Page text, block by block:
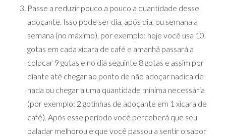
Passe a reduzir pouco a pouco a quantidade desse
adoçante. Isso pode ser dia, após dia, ou semana a
semana (no máximo), por exemplo: hoje você usa 10
gotas em cada xícara de café e amanhã passará a
colocar 9 gotas e no dia seguinte 8 gotas e assim por
diante até chegar ao ponto de não adoçar nadica de
nada ou chegar a uma quantidade mínima necessária
(por exemplo: 2 gotinhas de adoçante em 1 xícara de
café). Após esse período você perceberá que seu
paladar melhorou e que você passou a sentir o sabor